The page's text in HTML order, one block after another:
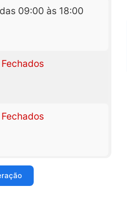
09:00 às 18:00
Fechados
Fechados